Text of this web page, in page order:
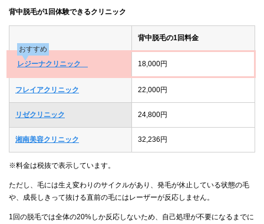
背中脱毛が1回体験できるクリニック
背中脱毛の1回料金
おすすめ
レジーナクリニック
18,000円
フレイアクリニック 22,000円
リゼクリニック 24,800円
湘南美容クリニック 32,236円
※料金は税抜で表示しています。
ただし、毛には生え変わりのサイクルがあり、発毛が休止している状態の毛
や、成長しきって抜ける直前の毛にはレーザーが反応しません。
1回の脱毛では全体の20%しか反応しないため、自己処理が不要になるまでに